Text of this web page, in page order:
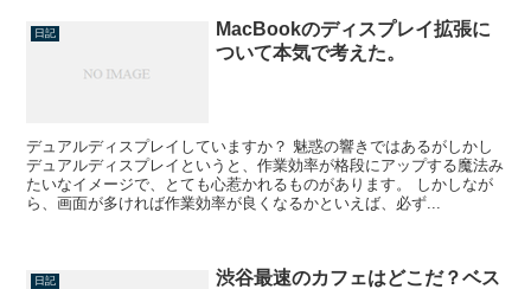
日記
MacBookのディスプレイ拡張に
ついて本気で考えた。
デュアルディスプレイしていますか？ 魅惑の響きではあるがしかし
デュアルディスプレイというと、作業効率が格段にアップする魔法み
たいなイメージで、とても心惹かれるものがあります。 しかしなが
ら、画面が多ければ作業効率が良くなるかといえば、必ず...
日記
渋谷最速のカフェはどこだ？ベス